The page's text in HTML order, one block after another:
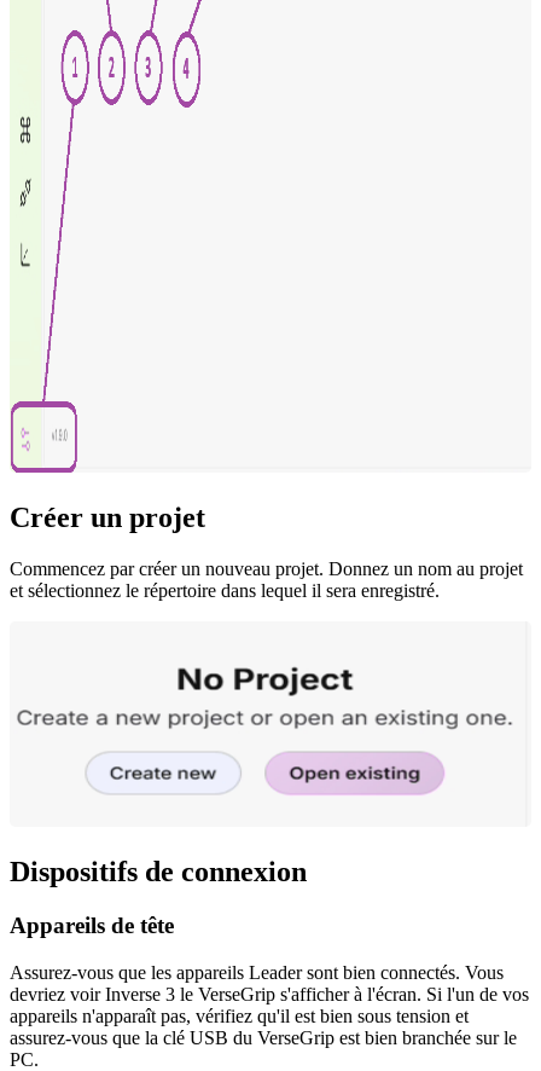
Créer un projet
Commencez par créer un nouveau projet. Donnez un nom au projet
et sélectionnez le répertoire dans lequel il sera enregistré.
Dispositifs de connexion
Appareils de tête
Assurez-vous que les appareils Leader sont bien connectés. Vous
devriez voir Inverse 3 le VerseGrip s'afficher à l'écran. Si l'un de vos
appareils n'apparaît pas, vérifiez qu'il est bien sous tension et
assurez-vous que la clé USB du VerseGrip est bien branchée sur le
PC.